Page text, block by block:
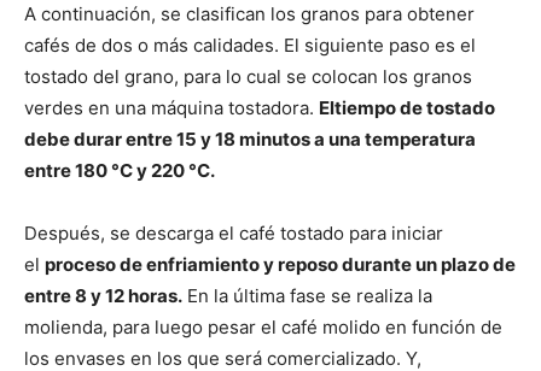
A continuación, se clasifican los granos para obtener
cafés de dos o más calidades. El siguiente paso es el
tostado del grano, para lo cual se colocan los granos
verdes en una máquina tostadora. Eltiempo de tostado
debe durar entre 15 y 18 minutos a una temperatura
entre 180 °C y 220 °C.
Después, se descarga el café tostado para iniciar
el proceso de enfriamiento y reposo durante un plazo de
entre 8 y 12 horas. En la última fase se realiza la
molienda, para luego pesar el café molido en función de
los envases en los que será comercializado. Y,